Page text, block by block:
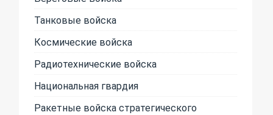
Танковые войска
Космические войска
Радиотехнические войска
Национальная гвардия
Ракетные войска стратегического